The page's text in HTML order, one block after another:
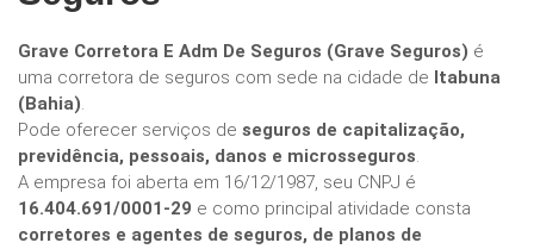
Grave Corretora E Adm De Seguros (Grave Seguros) é
uma corretora de seguros com sede na cidade de Itabuna
(Bahia).
Pode oferecer serviços de seguros de capitalização,
previdência, pessoais, danos e microsseguros.
A empresa foi aberta em 16/12/1987, seu CNPJ é
16.404.691/0001-29 e como principal atividade consta
corretores e agentes de seguros, de planos de